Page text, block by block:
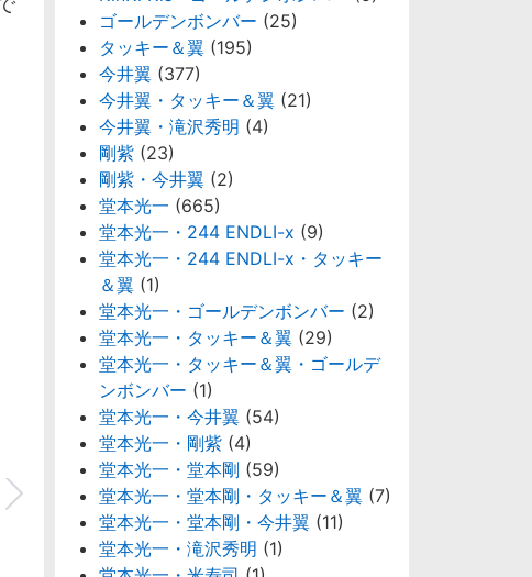
ゴールデンボンバー (25)
タッキー＆翼 (195)
今井翼 (377)
今井翼・タッキー＆翼 (21)
今井翼・滝沢秀明 (4)
剛紫 (23)
剛紫・今井翼 (2)
堂本光一 (665)
堂本光一・244 ENDLI-x (9)
堂本光一・244 ENDLI-x・タッキー
＆翼 (1)
堂本光一・ゴールデンボンバー (2)
堂本光一・タッキー＆翼 (29)
堂本光一・タッキー＆翼・ゴールデ
ンボンバー (1)
堂本光一・今井翼 (54)
堂本光一・剛紫 (4)
堂本光一・堂本剛 (59)
堂本光一・堂本剛・タッキー＆翼 (7)
堂本光一・堂本剛・今井翼 (11)
堂本光一・滝沢秀明 (1)